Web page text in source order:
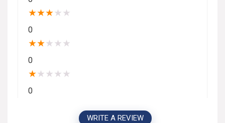
★★★★ ★
0
★★★ ★ ★
0
★★ ★ ★ ★
0
WRITE A REVIEW